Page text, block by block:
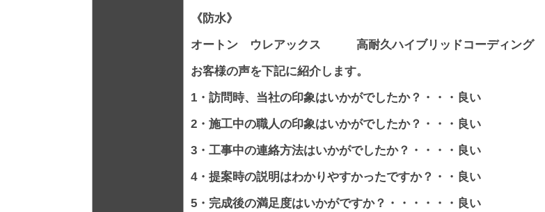
《防水》
オートン ウレアックス 高耐久ハイブリッドコーディング
お客様の声を下記に紹介します。
1・訪問時、当社の印象はいかがでしたか？・・・良い
2・施工中の職人の印象はいかがでしたか？・・・良い
3・工事中の連絡方法はいかがでしたか？・・・・良い
4・提案時の説明はわかりやすかったですか？・・良い
5・完成後の満足度はいかがですか？・・・・・・良い